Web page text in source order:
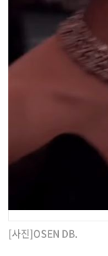
[사진]OSEN DB.